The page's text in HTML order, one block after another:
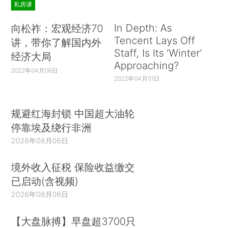
私房课
向松祚：宏观经济70
讲，带你了解国内外
经济大局
2022年04月06日
In Depth: As
Tencent Lays Off
Staff, Is Its ‘Winter’
Approaching?
2022年04月01日
规避红海封锁 中国超大油轮
停靠埃及绕行非洲
2026年08月06日
境外收入征税 保险收益缴交
已启动(含视频)
2026年08月06日
【大盘脉搏】早盘超3700只